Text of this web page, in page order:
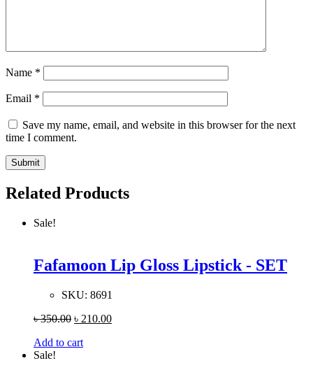
Name *
Email *
Save my name, email, and website in this browser for the next
time I comment.
Related Products
Sale!
Fafamoon Lip Gloss Lipstick - SET
SKU: 8691
৳350.00 ৳ 210.00
Add to cart
Sale!